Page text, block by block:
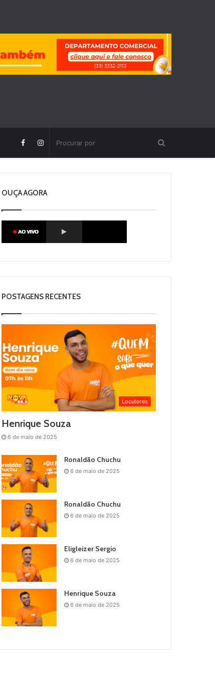
OUÇA AGORA
POSTAGENS RECENTES
Locutores
Henrique Souza
6 de maio de 2025
Ronaldão Chuchu
6 de maio de 2025
Ronaldão Chuchu
6 de maio de 2025
Eligleizer Sergio
6 de maio de 2025
Henrique Souza
6 de maio de 2025